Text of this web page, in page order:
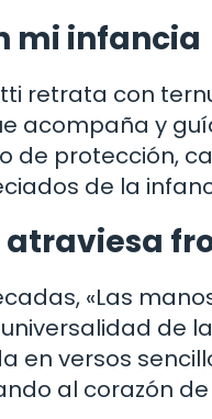
mi infancia
retrata con
acompaña y
de protección,
de la
«Las
de
en versos
al corazón